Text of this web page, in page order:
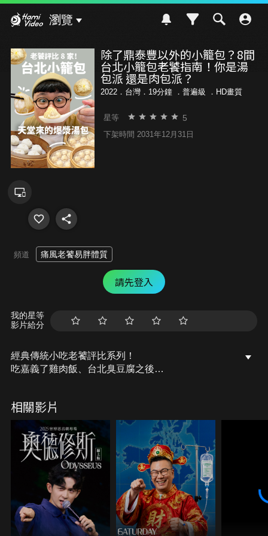
瀏覽
除了鼎泰豐以外的小籠包？8間
台北小籠包老饕指南！你是湯
包派 還是肉包派？
2022．台灣．19分鐘 ． 普遍級 ．HD畫質
星等 5
下架時間 2031年12月31日
頻道 痛風老饕易胖體質
請先登入
我的星等
影片給分
經典傳統小吃老饕評比系列！
吃嘉義了雞肉飯、台北臭豆腐之後
台灣小籠包流派靠鼎泰豐揚名國際 算是流派霸主
感謝他的發揚光大 才能讓世界看見台灣流的小籠包
但！
這次我們要來介紹霸主以外的小籠包
嚐鮮不一樣的風味！
這次找了8間小籠包台北特選店家
分別找了台灣小吃店和在地餐館的類型
相關影片